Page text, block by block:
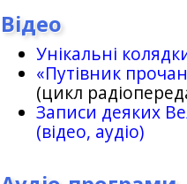
Відео
Унікальні
«Путівник
(цикл
Записи деяких
(відео, аудіо)